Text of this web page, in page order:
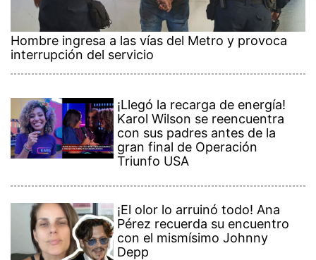
Hombre ingresa a las vías del Metro y provoca
interrupción del servicio
¡Llegó la recarga de energía!
Karol Wilson se reencuentra
con sus padres antes de la
gran final de Operación
Triunfo USA
¡El olor lo arruinó todo! Ana
Pérez recuerda su encuentro
con el mismísimo Johnny
Depp